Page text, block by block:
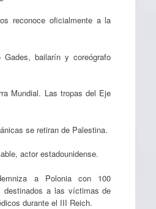
reconoce oficialmente a la
Gades, bailarín y coreógrafo
Mundial. Las tropas del Eje
se retiran de Palestina.
actor estadounidense.
a Polonia con 100
destinados a las víctimas de
durante el III Reich.